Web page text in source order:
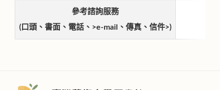
參考諮詢服務
(口頭、書面、電話、>e-mail、傳真、信件>)